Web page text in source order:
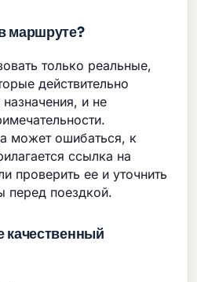
маршруте?
только реальные,
действительно
и не
может ошибаться, к
ссылка на
проверить ее и уточнить
перед поездкой.
качественный